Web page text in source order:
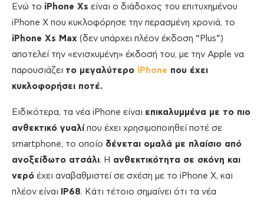
Ενώ το iPhone Xs είναι ο διάδοχος του επιτυχημένου
iPhone X που κυκλοφόρησε την περασμένη χρονιά, το
iPhone Xs Max (δεν υπάρχει πλέον έκδοση “Plus”)
αποτελεί την «ενισχυμένη» έκδοσή του, με την Apple να
παρουσιάζει το μεγαλύτερο iPhone που έχει
κυκλοφορήσει ποτέ.
Ειδικότερα, τα νέα iPhone είναι επικαλυμμένα με το πιο
ανθεκτικό γυαλί που έχει χρησιμοποιηθεί ποτέ σε
smartphone, το οποίο δένεται ομαλά με πλαίσιο από
ανοξείδωτο ατσάλι. Η ανθεκτικότητα σε σκόνη και
νερό έχει αναβαθμιστεί σε σχέση με το iPhone X, και
πλέον είναι
IP68. Κάτι τέτοιο σημαίνει ότι τα νέα